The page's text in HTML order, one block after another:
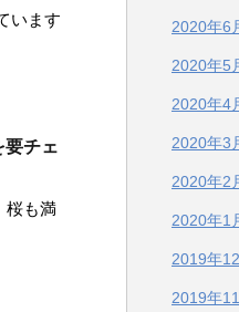
います
要チェ
桜も満
2020年6
2020年5
2020年4
2020年3
2020年2
2020年1
2019年
2019年